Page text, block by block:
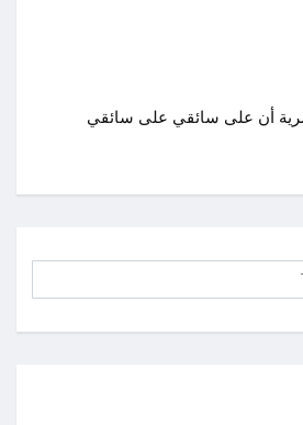
أن على سائقي على سائقي